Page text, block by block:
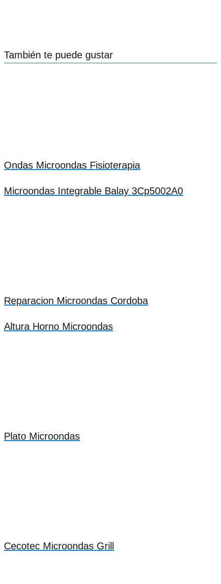
También te puede gustar
Ondas Microondas Fisioterapia
Microondas Integrable Balay 3Cp5002A0
Reparacion Microondas Cordoba
Altura Horno Microondas
Plato Microondas
Cecotec Microondas Grill